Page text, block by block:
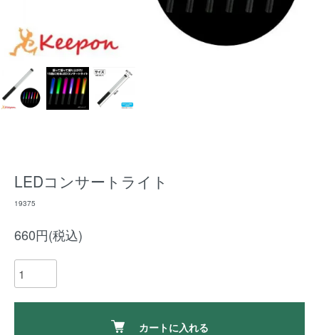
LEDコンサートライト
19375
660円(税込)
カートに入れる